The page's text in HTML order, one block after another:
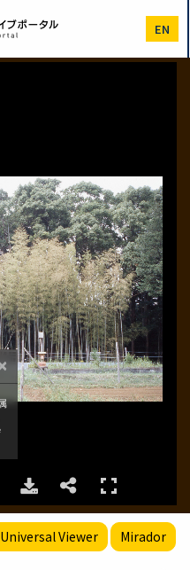
EN
Universal Viewer Mirador